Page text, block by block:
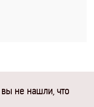
не нашли, что